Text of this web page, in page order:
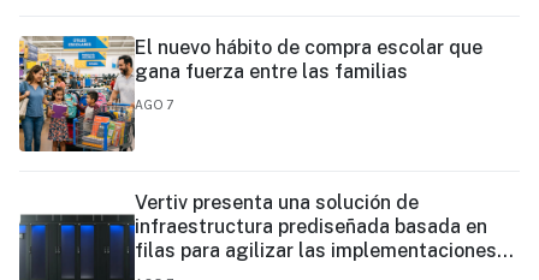
El nuevo hábito de compra escolar que
gana fuerza entre las familias
AGO 7
Vertiv presenta una solución de
infraestructura prediseñada basada en
filas para agilizar las implementaciones
de centros de datos en el borde y de IA en